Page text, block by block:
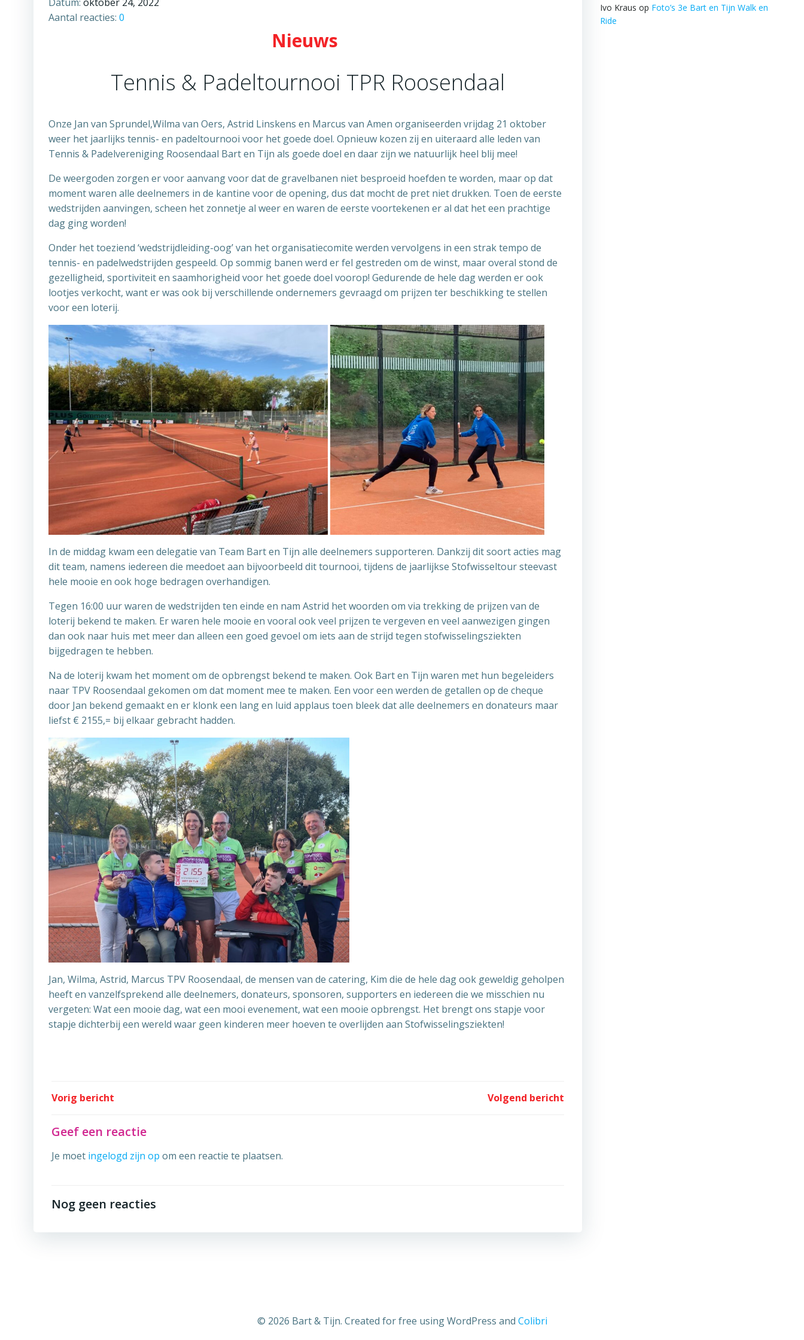
Aantal reacties: 0
Nieuws
Tennis & Padeltournooi TPR Roosendaal
Onze Jan van Sprundel,Wilma van Oers, Astrid Linskens en Marcus van Amen organiseerden vrijdag 21 oktober
weer het jaarlijks tennis- en padeltournooi voor het goede doel. Opnieuw kozen zij en uiteraard alle leden van
Tennis & Padelvereniging Roosendaal Bart en Tijn als goede doel en daar zijn we natuurlijk heel blij mee!
De weergoden zorgen er voor aanvang voor dat de gravelbanen niet besproeid hoefden te worden, maar op dat
moment waren alle deelnemers in de kantine voor de opening, dus dat mocht de pret niet drukken. Toen de eerste
wedstrijden aanvingen, scheen het zonnetje al weer en waren de eerste voortekenen er al dat het een prachtige
dag ging worden!
Onder het toeziend ‘wedstrijdleiding-oog’ van het organisatiecomite werden vervolgens in een strak tempo de
tennis- en padelwedstrijden gespeeld. Op sommig banen werd er fel gestreden om de winst, maar overal stond de
gezelligheid, sportiviteit en saamhorigheid voor het goede doel voorop! Gedurende de hele dag werden er ook
lootjes verkocht, want er was ook bij verschillende ondernemers gevraagd om prijzen ter beschikking te stellen
voor een loterij.
In de middag kwam een delegatie van Team Bart en Tijn alle deelnemers supporteren. Dankzij dit soort acties mag
dit team, namens iedereen die meedoet aan bijvoorbeeld dit tournooi, tijdens de jaarlijkse Stofwisseltour steevast
hele mooie en ook hoge bedragen overhandigen.
Tegen 16:00 uur waren de wedstrijden ten einde en nam Astrid het woorden om via trekking de prijzen van de
loterij bekend te maken. Er waren hele mooie en vooral ook veel prijzen te vergeven en veel aanwezigen gingen
dan ook naar huis met meer dan alleen een goed gevoel om iets aan de strijd tegen stofwisselingsziekten
bijgedragen te hebben.
Na de loterij kwam het moment om de opbrengst bekend te maken. Ook Bart en Tijn waren met hun begeleiders
naar TPV Roosendaal gekomen om dat moment mee te maken. Een voor een werden de getallen op de cheque
door Jan bekend gemaakt en er klonk een lang en luid applaus toen bleek dat alle deelnemers en donateurs maar
liefst € 2155,= bij elkaar gebracht hadden.
Jan, Wilma, Astrid, Marcus TPV Roosendaal, de mensen van de catering, Kim die de hele dag ook geweldig geholpen
heeft en vanzelfsprekend alle deelnemers, donateurs, sponsoren, supporters en iedereen die we misschien nu
vergeten: Wat een mooie dag, wat een mooi evenement, wat een mooie opbrengst. Het brengt ons stapje voor
stapje dichterbij een wereld waar geen kinderen meer hoeven te overlijden aan Stofwisselingsziekten!
Post
navigation
Vorig bericht Volgend bericht
Geef een reactie
Je moet ingelogd zijn op om een reactie te plaatsen.
Nog geen reacties
Ivo Kraus op Foto’s 3e Bart en Tijn Walk en
Ride
© 2026 Bart & Tijn. Created for free using WordPress and Colibri